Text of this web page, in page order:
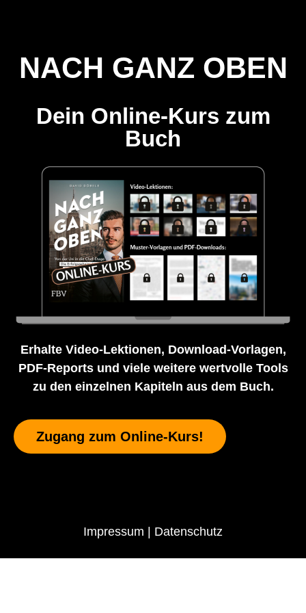
NACH GANZ OBEN
Dein Online-Kurs zum
Buch
Erhalte Video-Lektionen, Download-Vorlagen,
PDF-Reports und viele weitere wertvolle Tools
zu den einzelnen Kapiteln aus dem Buch.
Zugang zum Online-Kurs!
Impressum Datenschutz